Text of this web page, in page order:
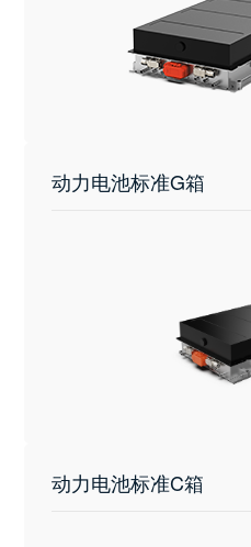
动力电池标准G箱
动力电池标准C箱